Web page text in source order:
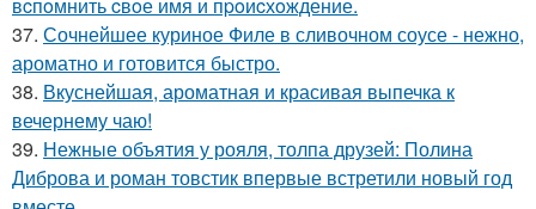
37. Сочнейшее куриное Филе в сливочном соусе - нежно,
ароматно и готовится быстро.
38. Вкуснейшая, ароматная и красивая выпечка к
вечернему чаю!
39. Нежные объятия у рояля, толпа друзей: Полина
Диброва и роман товстик впервые встретили новый год